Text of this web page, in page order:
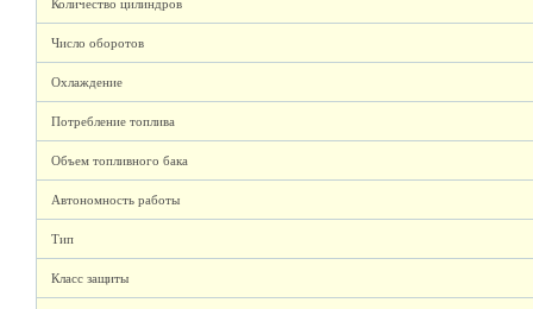
Количество цилиндров
Число оборотов
Охлаждение
Потребление топлива
Объем топливного бака
Автономность работы
Тип
Класс защиты